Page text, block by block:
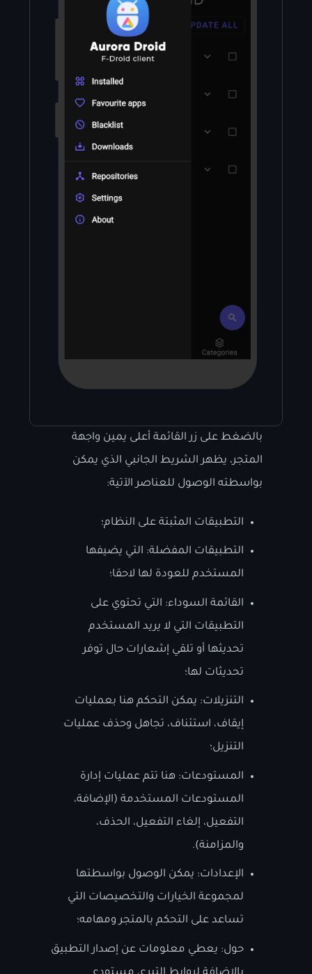
بالضغط على زر القائمة أعلى يمين واجهة
المتجر، يظهر الشريط الجانبي الذي يمكن
بواسطته الوصول للعناصر الآتية:
التطبيقات المثبتة على النظام؛
التطبيقات المفضلة: التي يضيفها
المستخدم للعودة لها لاحقا؛
القائمة السوداء: التي تحتوي على
التطبيقات التي لا يريد المستخدم
تحديثها أو تلقي إشعارات حال توفر
تحديثات لها؛
التنزيلات: يمكن التحكم هنا بعمليات
إيقاف، استئناف، تجاهل وحذف عمليات
التنزيل؛
المستودعات: هنا تتم عمليات إدارة
المستودعات المستخدمة (الإضافة،
التفعيل، إلغاء التفعيل، الحذف،
والمزامنة).
الإعدادات: يمكن الوصول بواسطتها
لمجموعة الخيارات والتخصيصات التي
تساعد على التحكم بالمتجر ومهامه؛
حول: يعطي معلومات عن إصدار التطبيق